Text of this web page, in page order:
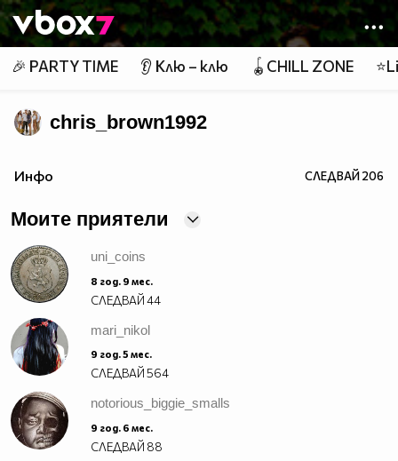
Member of
👾
🎉 PARTY TIME 👂 Клю – клю 🪀CHILL ZONE
chris_brown1992
Инфо СЛЕДВАЙ206
Моите приятели
uni_coins
8 год. 9 мес.
СЛЕДВАЙ44
mari_nikol
9 год. 5 мес.
СЛЕДВАЙ564
notorious_biggie_smalls
9 год. 6 мес.
СЛЕДВАЙ 88